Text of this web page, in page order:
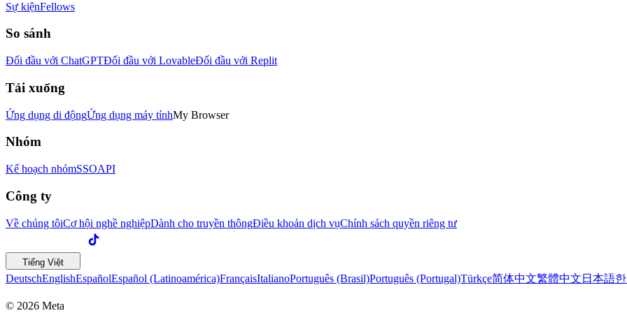
Sự kiệnFellows
So sánh
Đối đầu với ChatGPTĐối đầu với LovableĐối đầu với Replit
Tải xuống
Ứng dụng di độngỨng dụng máy tínhMy Browser
Nhóm
Kế hoạch nhómSSOAPI
Công ty
Về chúng tôiCơ hội nghề nghiệpDành cho truyền thôngĐiều khoản dịch vụChính sách quyền riêng tư
Tiếng Việt
DeutschEnglishEspañolEspañol (Latinoamérica)FrançaisItalianoPortuguês (Brasil)Português (Portugal)Türkçe简体中文繁體中文 日本語
© 2026 Meta